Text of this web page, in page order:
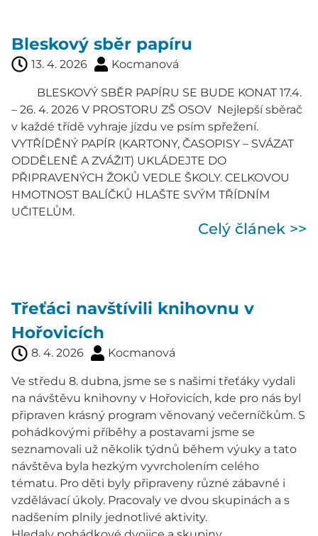
Bleskový sběr papíru
13. 4. 2026 Kocmanová
BLESKOVÝ SBĚR PAPÍRU SE BUDE KONAT 17.4.
– 26. 4. 2026 V PROSTORU ZŠ OSOV Nejlepší sběrač
v každé třídě vyhraje jízdu ve psím spřežení.
VYTŘÍDĚNÝ PAPÍR (KARTONY, ČASOPISY – SVÁZAT
ODDĚLENĚ A ZVÁŽIT) UKLÁDEJTE DO
PŘIPRAVENÝCH ŽOKŮ VEDLE ŠKOLY. CELKOVOU
HMOTNOST BALÍČKŮ HLAŠTE SVÝM TŘÍDNÍM
UČITELŮM.
Celý článek >>
Třeťáci navštívili knihovnu v
Hořovicích
8. 4. 2026 Kocmanová
Ve středu 8. dubna, jsme se s našimi třeťáky vydali
na návštěvu knihovny v Hořovicích, kde pro nás byl
připraven krásný program věnovaný večerníčkům. S
pohádkovými příběhy a postavami jsme se
seznamovali už několik týdnů během výuky a tato
návštěva byla hezkým vyvrcholením celého
tématu. Pro děti byly připraveny různé zábavné i
vzdělávací úkoly. Pracovaly ve dvou skupinách a s
nadšením plnily jednotlivé aktivity.